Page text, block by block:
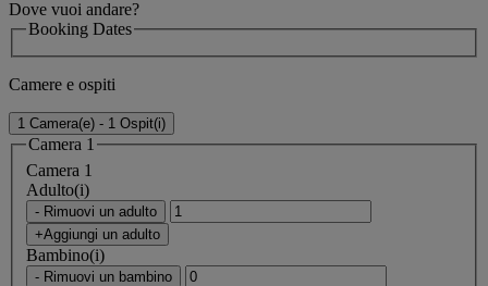
Dove vuoi andare?
Booking Dates
Camere e ospiti
1 Camera(e) - 1 Ospit(i)
Camera 1
Camera 1
Adulto(i)
- Rimuovi un adulto
+Aggiungi un adulto
Bambino(i)
- Rimuovi un bambino